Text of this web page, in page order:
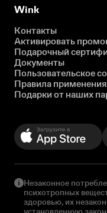
Wink
Контакты
Активировать
Подарочный
Документы
Пользовательское
Правила
Подарки от наших
Незаконное
психотропных
здоровью, их